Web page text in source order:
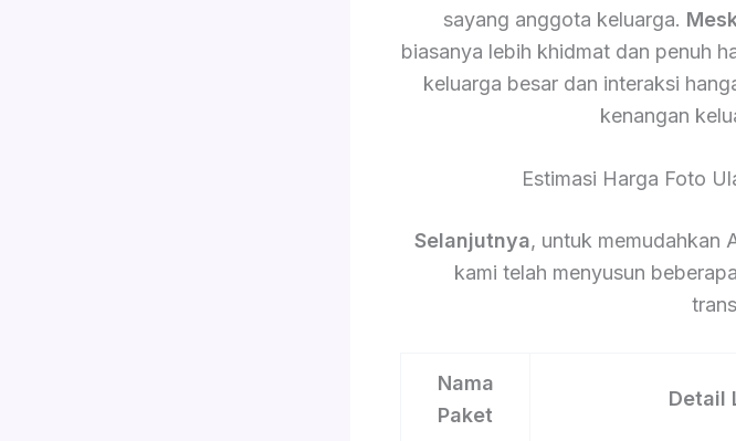
sayang anggota keluarga.
biasanya lebih khidmat dan penuh
keluarga besar dan interaksi
kenangan
Estimasi Harga Foto
Selanjutnya, untuk memudahkan
kami telah menyusun
Nama
Paket
Detail